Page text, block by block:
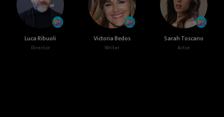
Luca Ribuoli
Director
Victoria Bedos
Writer
Sarah Toscano
Actor